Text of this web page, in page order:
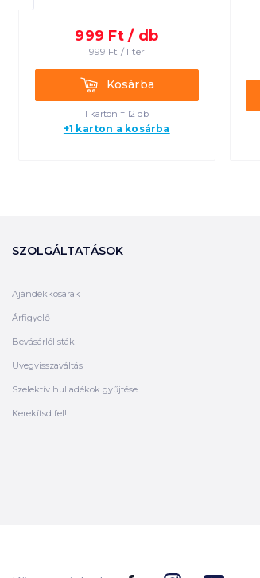
999 Ft / db
999 Ft / liter
KosárbaKosárba
1 karton = 12 db
+1 karton a kosárba
SZOLGÁLTATÁSOK
Ajándékkosarak
Árfigyelő
Bevásárlólisták
Üvegvisszaváltás
Szelektív hulladékok gyűjtése
Kerekítsd fel!